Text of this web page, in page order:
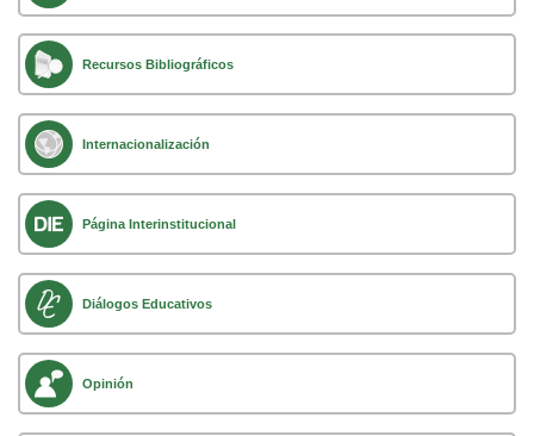
Recursos Bibliográficos
Internacionalización
Página Interinstitucional
Diálogos Educativos
Opinión